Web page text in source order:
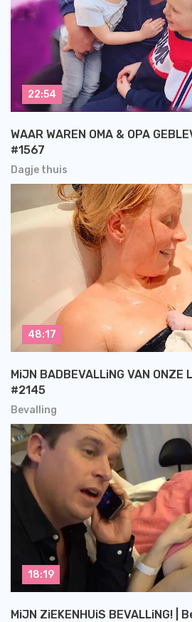
Dagje thuis
WAAR WAREN OMA & OPA
#1567
22:54
Bevalling
MiJN BADBEVALLiNG VAN
#2145
48:17
MiJN ZiEKENHUiS BEVALLiNG! |
18:19